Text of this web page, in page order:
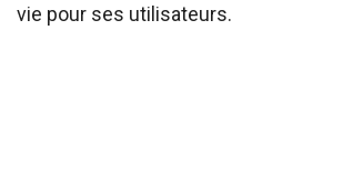
vie pour ses utilisateurs.